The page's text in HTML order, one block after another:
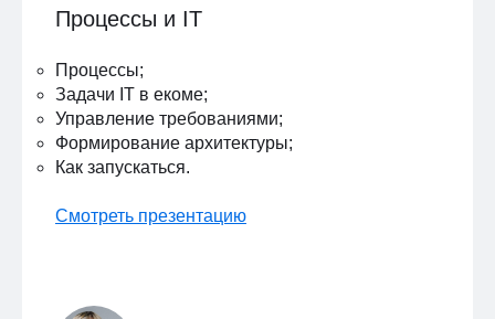
Процессы и IT
Процессы;
Задачи IT в екоме;
Управление требованиями;
Формирование архитектуры;
Как запускаться.
Смотреть презентацию